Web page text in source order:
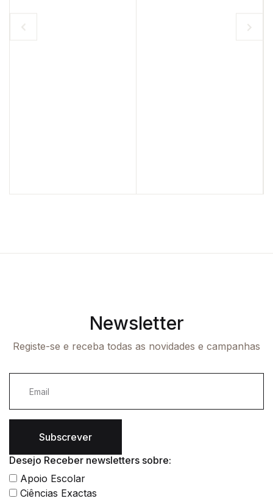
-10%
Newsletter
Registe-se e receba todas as novidades e campanhas
Subscrever
Desejo Receber newsletters sobre:
Apoio Escolar
Ciências Exactas